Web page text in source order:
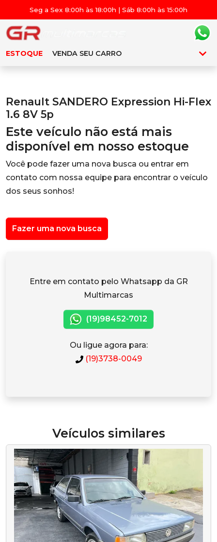
Seg a Sex 8:00h às 18:00h | Sáb 8:00h às 15:00h
ESTOQUE VENDA SEU CARRO
Renault SANDERO Expression Hi-Flex
1.6 8V 5p
Este veículo não está mais
disponível em nosso estoque
Você pode fazer uma nova busca ou entrar em
contato com nossa equipe para encontrar o veículo
dos seus sonhos!
Fazer uma nova busca
Entre em contato pelo Whatsapp da GR
Multimarcas
(19)98452-7012
Ou ligue agora para:
(19)3738-0049
Veículos similares